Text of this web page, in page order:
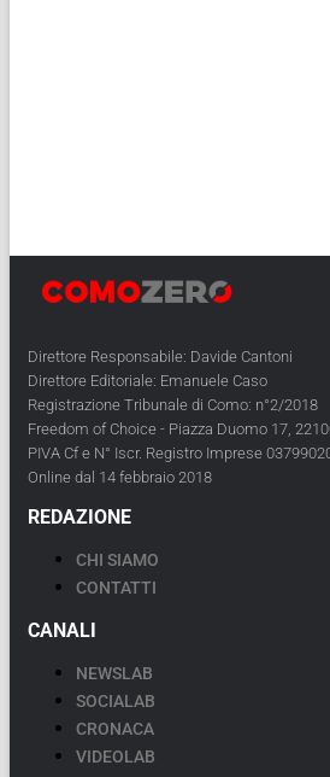
Direttore Responsabile: Davide Cantoni
Direttore Editoriale: Emanuele Caso
Registrazione Tribunale di Como: n°2/2018
Freedom of Choice - Piazza Duomo 17,
PIVA Cf e N° Iscr. Registro Imprese
Online dal 14 febbraio 2018
REDAZIONE
CHI SIAMO
CONTATTI
CANALI
NEWSLAB
SOCIALAB
CRONACA
VIDEOLAB